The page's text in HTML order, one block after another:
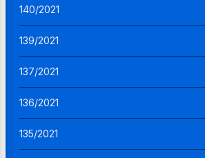
140/2021
139/2021
137/2021
136/2021
135/2021